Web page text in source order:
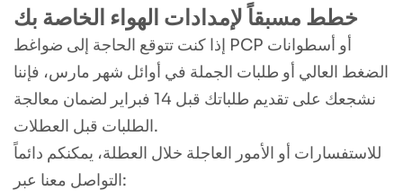
خطط مسبقاً لإمدادات الهواء الخاصة بك
إذا كنت تتوقع الحاجة إلى ضواغط PCP أو أسطوانات
الضغط العالي أو طلبات الجملة في أوائل شهر مارس، فإننا
نشجعك على تقديم طلباتك قبل 14 فبراير لضمان معالجة
الطلبات قبل العطلات.
للاستفسارات أو الأمور العاجلة خلال العطلة، يمكنكم دائماً
التواصل معنا عبر: